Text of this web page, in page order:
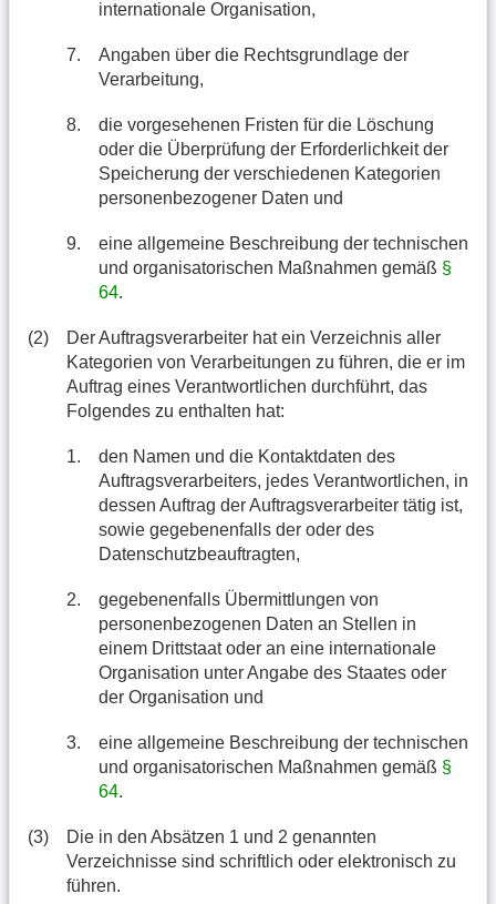
internationale Organisation,
7.
Angaben über die Rechtsgrundlage der
Verarbeitung,
8.
die vorgesehenen Fristen für die Löschung
oder die Überprüfung der Erforderlichkeit der
Speicherung der verschiedenen Kategorien
personenbezogener Daten und
9.
eine allgemeine Beschreibung der technischen
und organisatorischen Maßnahmen gemäß §
64.
(2)
Der Auftragsverarbeiter hat ein Verzeichnis aller
Kategorien von Verarbeitungen zu führen, die er im
Auftrag eines Verantwortlichen durchführt, das
Folgendes zu enthalten hat:
1.
den Namen und die Kontaktdaten des
Auftragsverarbeiters, jedes Verantwortlichen, in
dessen Auftrag der Auftragsverarbeiter tätig ist,
sowie gegebenenfalls der oder des
Datenschutzbeauftragten,
2.
gegebenenfalls Übermittlungen von
personenbezogenen Daten an Stellen in
einem Drittstaat oder an eine internationale
Organisation unter Angabe des Staates oder
der Organisation und
3.
eine allgemeine Beschreibung der technischen
und organisatorischen Maßnahmen gemäß §
64.
(3)
Die in den Absätzen 1 und 2 genannten
Verzeichnisse sind schriftlich oder elektronisch zu
führen.